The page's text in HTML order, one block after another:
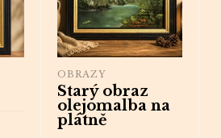
OBRAZY
Starý obraz
olejomalba na
plátně